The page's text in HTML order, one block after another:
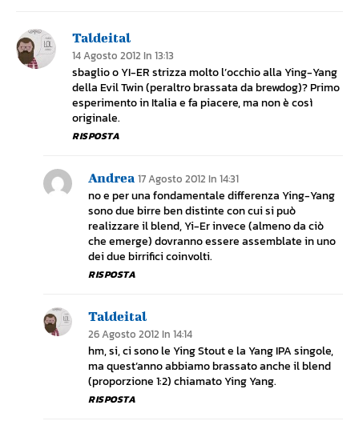
Taldeital
14 Agosto 2012 In 13:13
sbaglio o YI-ER strizza molto l’occhio alla Ying-Yang
della Evil Twin (peraltro brassata da brewdog)? Primo
esperimento in Italia e fa piacere, ma non è così
originale.
RISPOSTA
Andrea 17 Agosto 2012 In 14:31
no e per una fondamentale differenza Ying-Yang
sono due birre ben distinte con cui si può
realizzare il blend, Yi-Er invece (almeno da ciò
che emerge) dovranno essere assemblate in uno
dei due birrifici coinvolti.
RISPOSTA
Taldeital
26 Agosto 2012 In 14:14
hm, si, ci sono le Ying Stout e la Yang IPA singole,
ma quest’anno abbiamo brassato anche il blend
(proporzione 1:2) chiamato Ying Yang.
RISPOSTA